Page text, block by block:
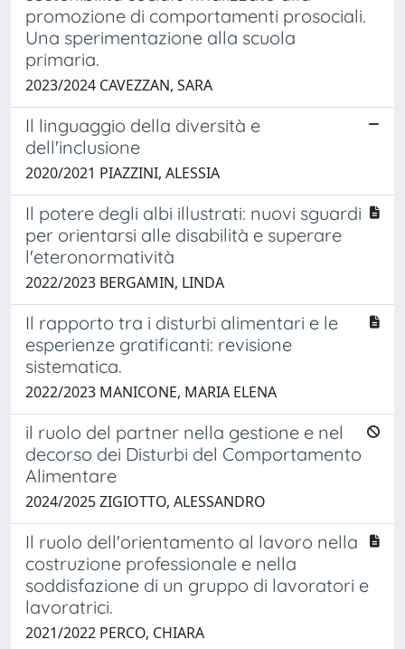
promozione di comportamenti prosociali.
Una sperimentazione alla scuola
primaria.
2023/2024 CAVEZZAN, SARA
Il linguaggio della diversità e
dell'inclusione
2020/2021 PIAZZINI, ALESSIA
Il potere degli albi illustrati: nuovi sguardi
per orientarsi alle disabilità e superare
l'eteronormatività
2022/2023 BERGAMIN, LINDA
Il rapporto tra i disturbi alimentari e le
esperienze gratificanti: revisione
sistematica.
2022/2023 MANICONE, MARIA ELENA
il ruolo del partner nella gestione e nel
decorso dei Disturbi del Comportamento
Alimentare
2024/2025 ZIGIOTTO, ALESSANDRO
Il ruolo dell'orientamento al lavoro nella
costruzione professionale e nella
soddisfazione di un gruppo di lavoratori e
lavoratrici.
2021/2022 PERCO, CHIARA